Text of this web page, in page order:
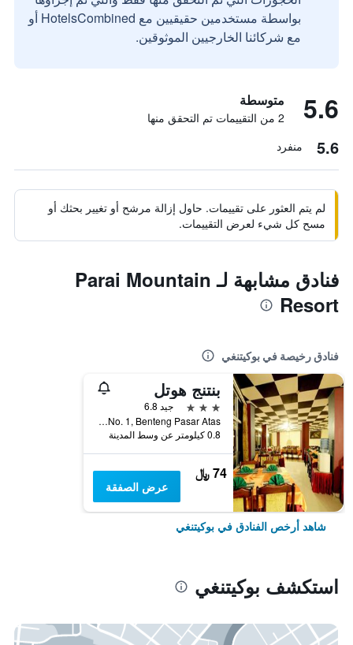
بواسطة مستخدمين حقيقيين مع HotelsCombined أو
مع شركائنا الخارجيين الموثوقين.
5.6 متوسطة
2 من التقييمات تم التحقق منها
5.6 منفرد
لم يتم العثور على تقييمات. حاول إزالة مرشح أو تغيير بحثك أو
مسح كل شيء لعرض التقييمات.
فنادق مشابهة لـ Parai Mountain
Resort
فنادق رخيصة في بوكيتنغي
بنتنج هوتل
3 نجوم
جيد 6.8
Jalan Benteng No. 1, Benteng Pasar Atas, بوكيتنغي, إندونيسيا
0.8 كيلومتر عن وسط المدينة
74 ﷼
عرض الصفقة
شاهد أرخص الفنادق في بوكيتنغي
استكشف بوكيتنغي